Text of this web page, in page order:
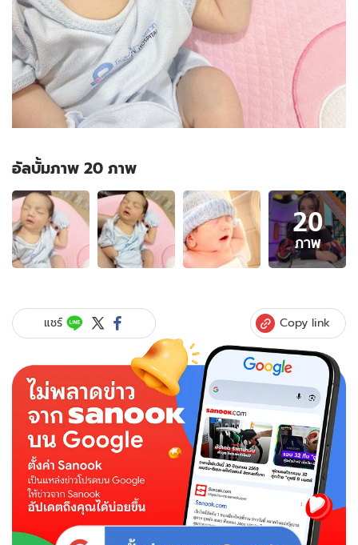
อัลบั้มภาพ 20 ภาพ
อัลบั้ม
ภาพ
20
ภาพ
ของ
โพสต์
ภาพ
"น้อง
อ
สภาพ
เด็ก
เมา
น้ำนม
20
ภาพ
แชร์ Copy link